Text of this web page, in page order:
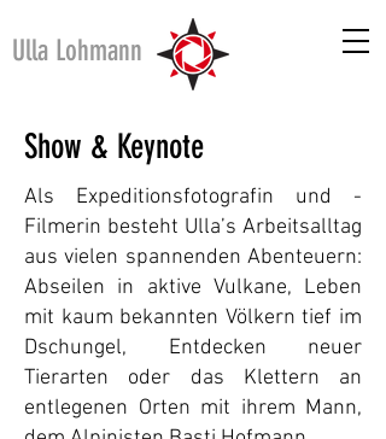
Ulla Lohmann
Show & Keynote
Als Expeditionsfotografin und -
Filmerin besteht Ulla’s Arbeitsalltag
aus vielen spannenden Abenteuern:
Abseilen in aktive Vulkane, Leben
mit kaum bekannten Völkern tief im
Dschungel, Entdecken neuer
Tierarten oder das Klettern an
entlegenen Orten mit ihrem Mann,